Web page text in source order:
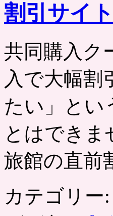
割引サイト
共同購入ク
入で大幅割
たい」とい
とはできま
旅館の直
カテゴリー: